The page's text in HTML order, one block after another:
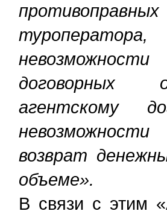
договорных
агентскому
возврат
объеме».
В связи с этим